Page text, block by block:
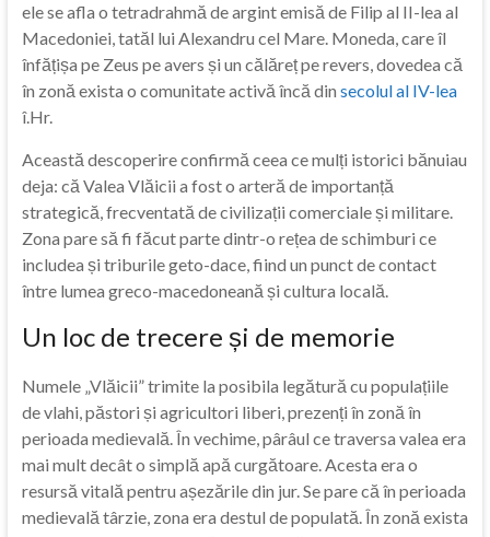
ele se afla o tetradrahmă de argint emisă de Filip al II-lea al
Macedoniei, tatăl lui Alexandru cel Mare. Moneda, care îl
înfățișa pe Zeus pe avers și un călăreț pe revers, dovedea că
în zonă exista o comunitate activă încă din secolul al IV-lea
î.Hr.
Această descoperire confirmă ceea ce mulți istorici bănuiau
deja: că Valea Vlăicii a fost o arteră de importanță
strategică, frecventată de civilizații comerciale și militare.
Zona pare să fi făcut parte dintr-o rețea de schimburi ce
includea și triburile geto-dace, fiind un punct de contact
între lumea greco-macedoneană și cultura locală.
Un loc de trecere și de memorie
Numele „Vlăicii” trimite la posibila legătură cu populațiile
de vlahi, păstori și agricultori liberi, prezenți în zonă în
perioada medievală. În vechime, pârâul ce traversa valea era
mai mult decât o simplă apă curgătoare. Acesta era o
resursă vitală pentru așezările din jur. Se pare că în perioada
medievală târzie, zona era destul de populată. În zonă exista